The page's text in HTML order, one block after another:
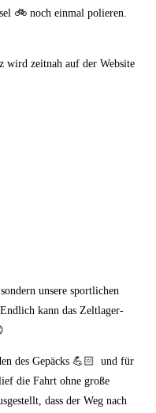
🚲 noch einmal polieren.
wird zeitnah auf der Website
unsere sportlichen
kann das Zeltlager-
des Gepäcks 💪🏻 und für
die Fahrt ohne große
dass der Weg nach